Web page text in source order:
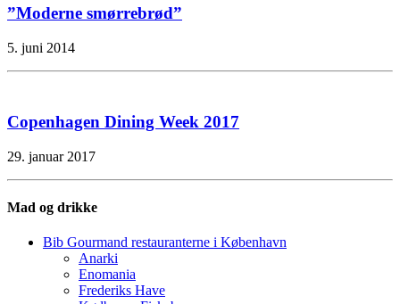
”Moderne smørrebrød”
5. juni 2014
Copenhagen Dining Week 2017
29. januar 2017
Mad og drikke
Bib Gourmand restauranterne i København
Anarki
Enomania
Frederiks Have